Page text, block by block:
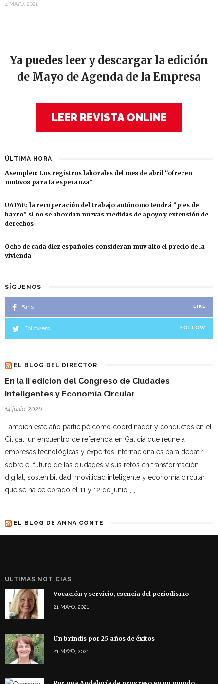
4 MAYO, 2021
Ya puedes leer y descargar la edición
de Mayo de Agenda de la Empresa
LEER REVISTA ONLINE
ÚLTIMA HORA
Asempleo: Los registros laborales del mes de abril “ofrecen
motivos para la esperanza”
UATAE: la recuperación del trabajo autónomo tendrá “pies de
barro” si no se abordan nuevas medidas de apoyo y extensión de
derechos
Ocho de cada diez españoles consideran muy alto el precio de la
vivienda
SÍGUENOS
Fans LIKE
Followers FOLLOW
EL BLOG DEL DIRECTOR
En la II edición del Congreso de Ciudades
Inteligentes y Economía Circular
14 junio, 2026
Tambien este año participé como coordinador y conductos en el
Citigal; un encuentro de referencia en Galicia que reúne a
empresas tecnológicas y expertos internacionales para debatir
sobre el futuro de las ciudades y sus retos en transformación
digital, sostenibilidad, movilidad inteligente y economía circular,
que se ha celebrado el 11 y 12 de junio […]
EL BLOG DE ANNA CONTE
ÚLTIMAS NOTICIAS
Vocación y servicio, esencia del periodismo
21 MAYO, 2021
Un brindis por 25 años de éxitos
21 MAYO, 2021